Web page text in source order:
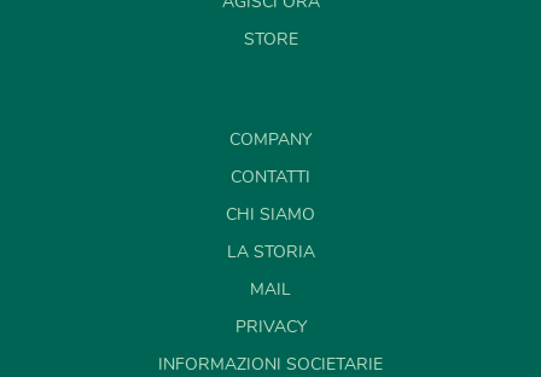
STORE
COMPANY
CONTATTI
CHI SIAMO
LA STORIA
MAIL
PRIVACY
INFORMAZIONI SOCIETARIE